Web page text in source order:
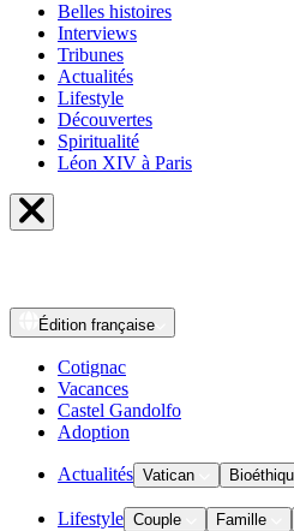
Belles histoires
Interviews
Tribunes
Actualités
Lifestyle
Découvertes
Spiritualité
Léon XIV à Paris
Édition française
Cotignac
Vacances
Castel Gandolfo
Adoption
Actualités Vatican
Lifestyle Couple Famille